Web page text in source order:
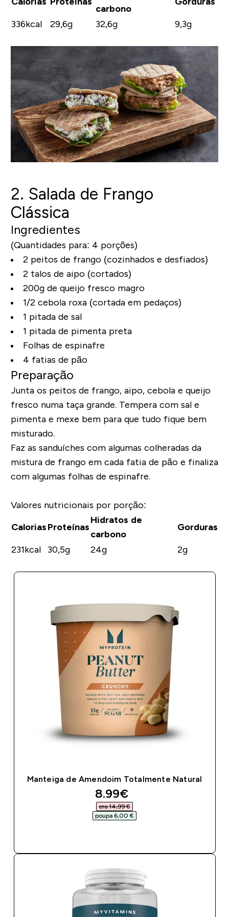
carbono
336kcal 29,6g 32,6g 9,3g
2. Salada de Frango
Clássica
Ingredientes
(Quantidades para: 4 porções)
2 peitos de frango (cozinhados e desfiados)
2 talos de aipo (cortados)
200g de queijo fresco magro
1/2 cebola roxa (cortada em pedaços)
1 pitada de sal
1 pitada de pimenta preta
Folhas de espinafre
4 fatias de pão
Preparação
Junta os peitos de frango, aipo, cebola e queijo
fresco numa taça grande. Tempera com sal e
pimenta e mexe bem para que tudo fique bem
misturado.
Faz as sanduíches com algumas colheradas da
mistura de frango em cada fatia de pão e finaliza
com algumas folhas de espinafre.
Valores nutricionais por porção:
Calorias Proteínas
Hidratos de
carbono
Gorduras
231kcal 30,5g 24g 2g
Manteiga de Amendoim Totalmente Natural
discounted price
8.99€‎
era 14,99 €‎
poupa 6,00 €‎